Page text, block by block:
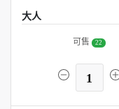
大人
可售 22
1